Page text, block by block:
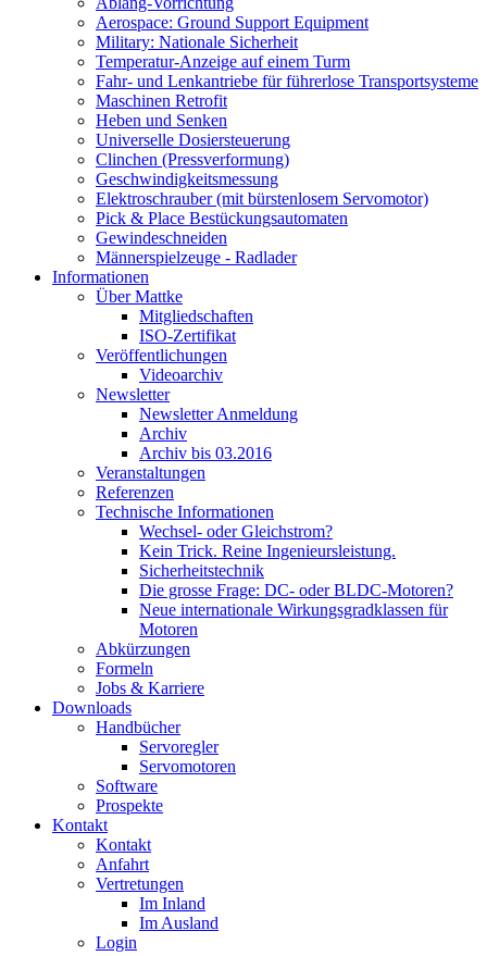
Aerospace: Ground Support Equipment
Military: Nationale Sicherheit
Temperatur-Anzeige auf einem Turm
Fahr- und Lenkantriebe für führerlose Transportsysteme
Maschinen Retrofit
Heben und Senken
Universelle Dosiersteuerung
Clinchen (Pressverformung)
Geschwindigkeitsmessung
Elektroschrauber (mit bürstenlosem Servomotor)
Pick & Place Bestückungsautomaten
Gewindeschneiden
Männerspielzeuge - Radlader
Informationen
Über Mattke
Mitgliedschaften
ISO-Zertifikat
Veröffentlichungen
Videoarchiv
Newsletter
Newsletter Anmeldung
Archiv
Archiv bis 03.2016
Veranstaltungen
Referenzen
Technische Informationen
Wechsel- oder Gleichstrom?
Kein Trick. Reine Ingenieursleistung.
Sicherheitstechnik
Die grosse Frage: DC- oder BLDC-Motoren?
Neue internationale Wirkungsgradklassen für
Motoren
Abkürzungen
Formeln
Jobs & Karriere
Downloads
Handbücher
Servoregler
Servomotoren
Software
Prospekte
Kontakt
Kontakt
Anfahrt
Vertretungen
Im Inland
Im Ausland
Login